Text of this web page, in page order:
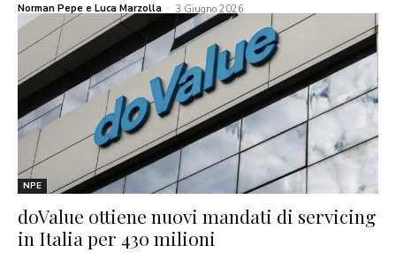
Norman Pepe e Luca Marzolla - 3 Giugno 2026
NPE
doValue ottiene nuovi mandati di servicing
in Italia per 430 milioni